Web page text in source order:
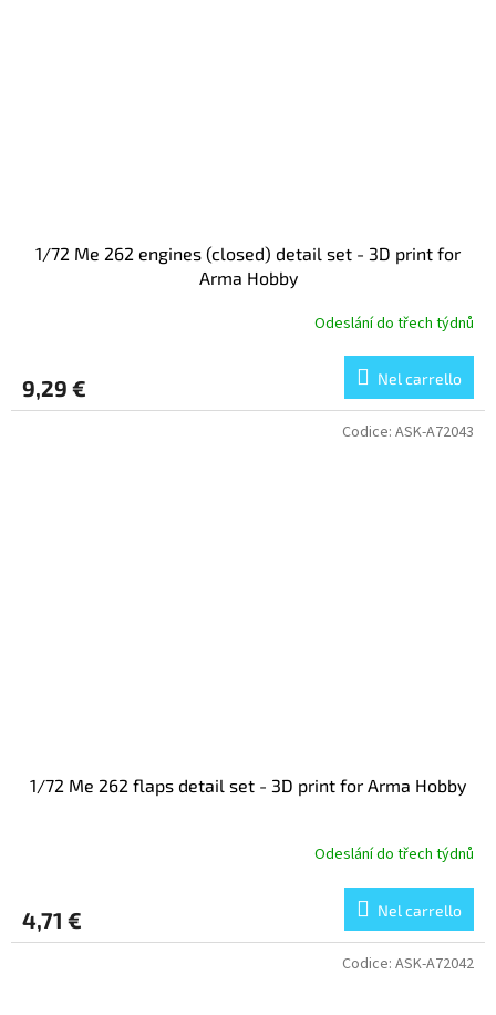
1/72 Me 262 engines (closed) detail set - 3D print for
Arma Hobby
Odeslání do třech týdnů
9,29 € Nel carrello
1/72 Me 262 flaps detail set - 3D print for Arma Hobby
Odeslání do třech týdnů
4,71 € Nel carrello
Codice: ASK-A72043
Codice: ASK-A72042